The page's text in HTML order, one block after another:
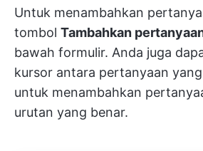
Untuk menambahkan
tombol Tambahkan
bawah formulir. Anda juga
kursor antara pertanyaan
untuk menambahkan
urutan yang benar.